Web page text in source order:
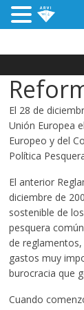
El 28 de
Unión Europea
Europeo y del
Política
El anterior
diciembre de
sostenible de
pesquera
de
gastos muy
burocracia que
Cuando